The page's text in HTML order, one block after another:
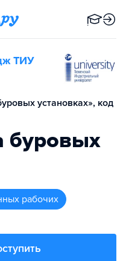
ТИУ
установках», код
буровых
рабочих